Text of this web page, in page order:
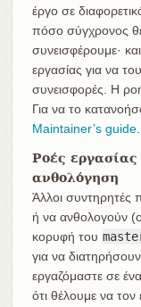
έργο σε
πόσο σύγχρονος
συνεισφέρουμε·
εργασίας για να
συνεισφορές. Η ροή
Για να το
Maintainer’s guide.
Ροές
ανθολόγηση
Άλλοι συντηρητές
ή να ανθολογούν
κορυφή του
για να
εργαζόμαστε σε
ότι θέλουμε να